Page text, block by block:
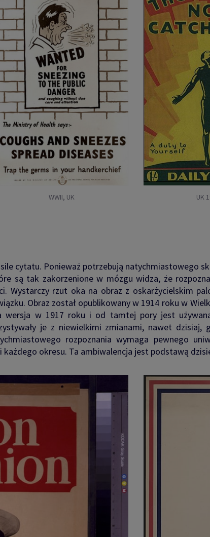
WWII, UK UK
cytatu. Ponieważ potrzebują natychmiastowego
są tak zakorzenione w mózgu widza, że
Wystarczy rzut oka na obraz z oskarżycielskim
Obraz został opublikowany w 1914 roku w
wersja w 1917 roku i od tamtej pory jest
je z niewielkimi zmianami, nawet
rozpoznania wymaga pewnego
okresu. Ta ambiwalencja jest podstawą